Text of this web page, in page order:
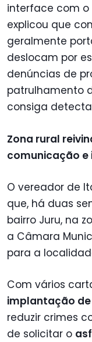
interface com o
explicou que
geralmente
deslocam por
denúncias de
patrulhamento
consiga
Zona rural
comunicação e
O vereador de
que, há duas
bairro Juru, na
a Câmara
para a
Com vários
implantação
reduzir crimes
de solicitar o